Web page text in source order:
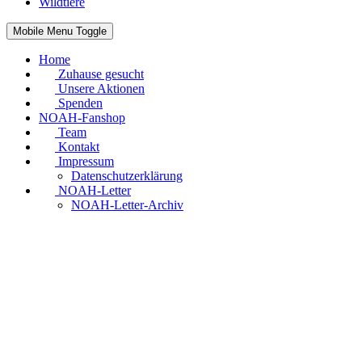
Mobile Menu Toggle
Home
Zuhause gesucht
Unsere Aktionen
Spenden
NOAH-Fanshop
Team
Kontakt
Impressum
Datenschutzerklärung
NOAH-Letter
NOAH-Letter-Archiv